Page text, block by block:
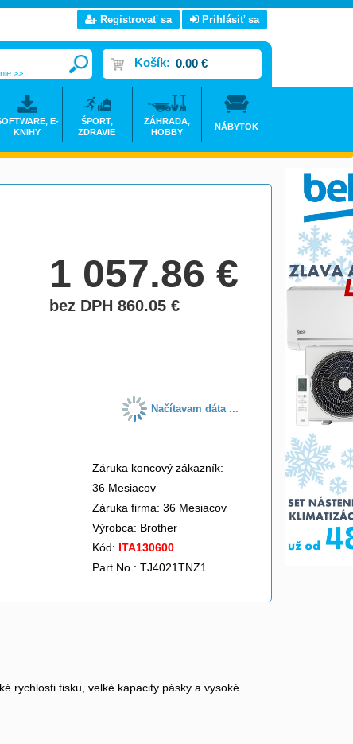
1 057.86€
bez DPH 860.05€
Načítavam dáta ...
Záruka koncový zákazník:
36 Mesiacov
Záruka firma: 36 Mesiacov
Výrobca: Brother
Kód: ITA130600
Part No.: TJ4021TNZ1
rychlosti tisku, velké kapacity pásky a vysoké
Registrovať sa Prihlásiť sa
Košík: 0.00 €
>>
E-
KNIHY
ŠPORT,
ZDRAVIE
ZÁHRADA,
HOBBY
NÁBYTOK